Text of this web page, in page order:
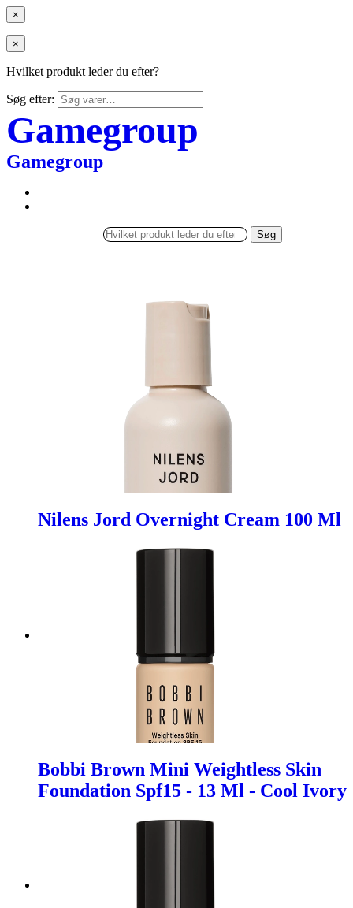
×
×
Hvilket produkt leder du efter?
Søg efter:
Gamegroup
Gamegroup
Søg
Nilens Jord Overnight Cream 100 Ml
Bobbi Brown Mini Weightless Skin
Foundation Spf15 - 13 Ml - Cool Ivory